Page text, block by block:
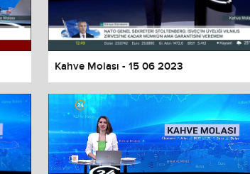
Kahve Molası - 15 06 2023